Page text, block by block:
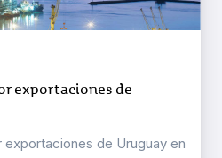
exportaciones de
de Uruguay en